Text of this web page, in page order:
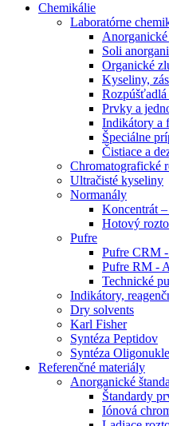
Chemikálie
Laboratórne
Soli
Organické
Kyseliny,
Prvky a
Indikátory a
Špeciálne
Čistiace a
Chromatografické
Ultračisté kyseliny
Normanály
Koncentrát
Hotový
Pufre
Pufre CRM
Pufre RM -
Technické
Indikátory,
Dry solvents
Karl Fisher
Syntéza Peptidov
Syntéza
Referenčné materiály
Anorganické
Štandardy
Iónová